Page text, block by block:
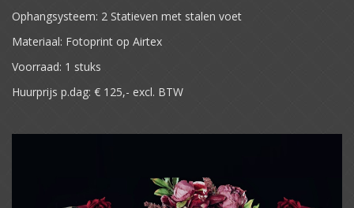
Ophangsysteem: 2 Statieven met stalen voet
Materiaal: Fotoprint op Airtex
Voorraad: 1 stuks
Huurprijs p.dag: € 125,- excl. BTW